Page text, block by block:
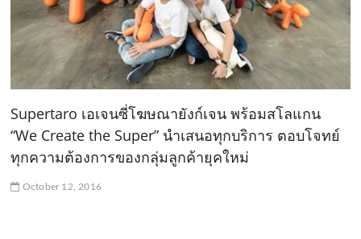
Supertaro เอเจนซี่โฆษณายังก์เจน พร้อมสโลแกน
“We Create the Super” นำเสนอทุกบริการ ตอบโจทย์
ทุกความต้องการของกลุ่มลูกค้ายุคใหม่
October 12, 2016